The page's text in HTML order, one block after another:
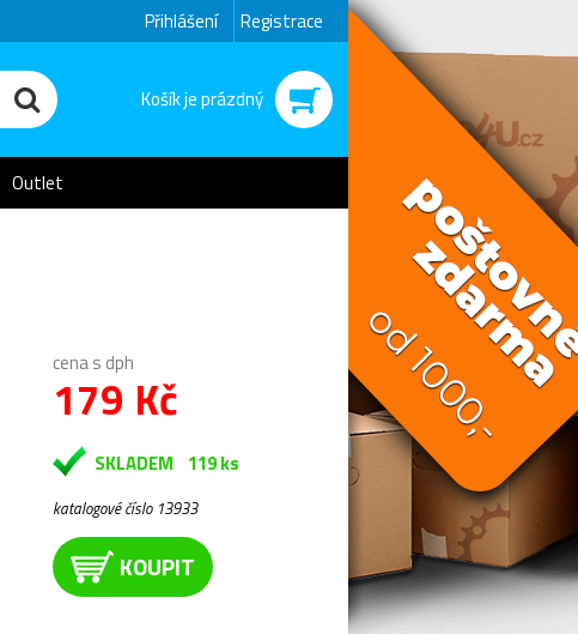
Přihlášení Registrace
Košík je prázdný
Outlet
cena s dph
179 Kč
SKLADEM 119 ks
katalogové číslo 13933
KOUPIT